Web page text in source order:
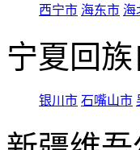
西宁市 海东市 海
宁夏回
银川市 石嘴山市